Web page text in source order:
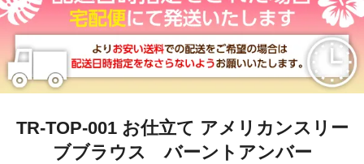
TR-TOP-001 お仕立て アメリカンスリー
ブブラウス バーントアンバー